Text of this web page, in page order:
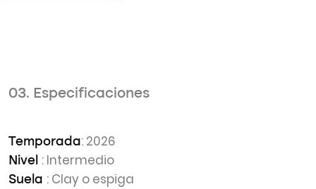
03. Especificaciones
Temporada: 2026
Nivel : Intermedio
Suela : Clay o espiga